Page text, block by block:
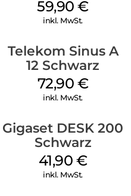
59,90€
inkl. MwSt.
Telekom Sinus A
12 Schwarz
72,90 €
inkl. MwSt.
Gigaset DESK 200
Schwarz
41,90 €
inkl. MwSt.